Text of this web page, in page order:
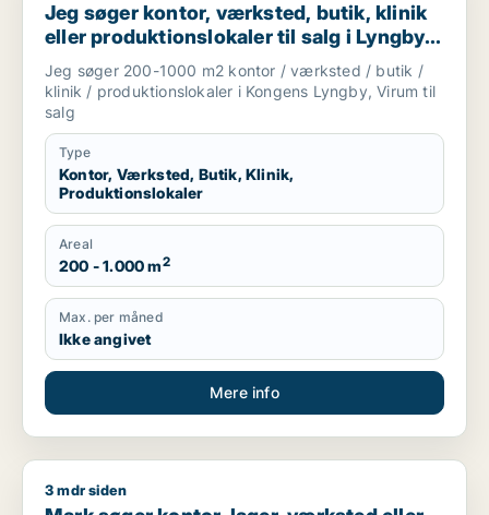
Jeg søger kontor, værksted, butik, klinik
eller produktionslokaler til salg i Lyngby-
Taarbæk
Jeg søger 200-1000 m2 kontor / værksted / butik /
klinik / produktionslokaler i Kongens Lyngby, Virum til
salg
Type
Kontor, Værksted, Butik, Klinik,
Produktionslokaler
Areal
200 - 1.000 m2
Max. per måned
Ikke angivet
Mere info
Mark søger kontor, lager, værksted eller produktionslokaler
3 mdr siden